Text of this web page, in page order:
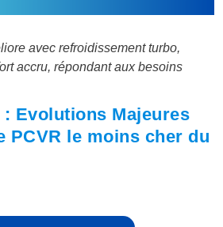
avec refroidissement turbo,
accru, répondant aux besoins
: Evolutions Majeures
PCVR le moins cher du